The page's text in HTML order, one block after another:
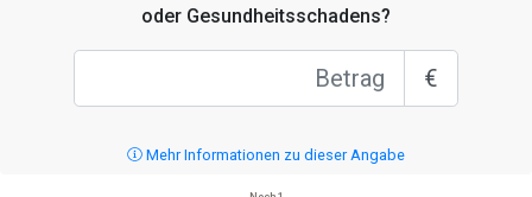
oder Gesundheitsschadens?
€
Mehr Informationen zu dieser Angabe